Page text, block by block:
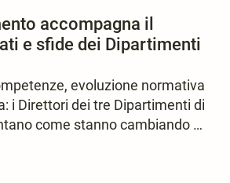
accompagna il
e sfide dei Dipartimenti
evoluzione normativa
i Direttori dei tre Dipartimenti di
come stanno cambiando le
degli organismi e dei